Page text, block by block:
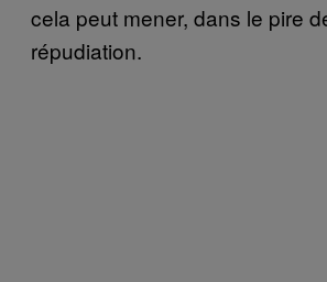
cela peut mener, dans le pire
répudiation.